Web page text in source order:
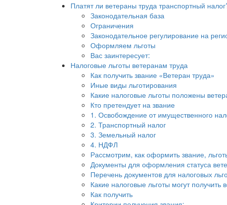
Платят ли ветераны труда транспортный
Законодательная база
Ограничения
Законодательное регулирование на
Оформляем льготы
Вас заинтересует:
Налоговые льготы ветеранам труда
Как получить звание «Ветеран труда»
Иные виды льготирования
Какие налоговые льготы положены
Кто претендует на звание
1. Освобождение от имущественного
2. Транспортный налог
3. Земельный налог
4. НДФЛ
Рассмотрим, как оформить звание,
Документы для оформления статуса
Перечень документов для налоговых
Какие налоговые льготы могут получить
Как получить